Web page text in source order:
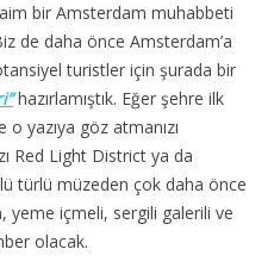
bir Amsterdam muhabbeti
de daha önce Amsterdam’a
turistler için şurada bir
hazırlamıştık. Eğer şehre ilk
yazıya göz atmanızı
Red Light District ya da
türlü müzeden çok daha önce
yeme içmeli, sergili galerili ve
olacak.